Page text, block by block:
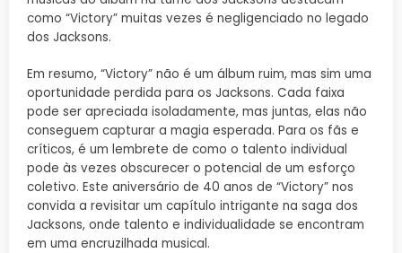
como “Victory” muitas vezes é negligenciado no legado
dos Jacksons.
Em resumo, “Victory” não é um álbum ruim, mas sim uma
oportunidade perdida para os Jacksons. Cada faixa
pode ser apreciada isoladamente, mas juntas, elas não
conseguem capturar a magia esperada. Para os fãs e
críticos, é um lembrete de como o talento individual
pode às vezes obscurecer o potencial de um esforço
coletivo. Este aniversário de 40 anos de “Victory” nos
convida a revisitar um capítulo intrigante na saga dos
Jacksons, onde talento e individualidade se encontram
em uma encruzilhada musical.